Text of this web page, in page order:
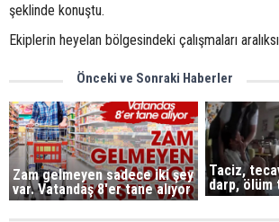
şeklinde konuştu.
Ekiplerin heyelan bölgesindeki çalışmaları
Önceki ve Sonraki Haberler
Zam gelmeyen sadece iki şey
var. Vatandaş 8'er tane alıyor
Taciz,
darp, ölüm